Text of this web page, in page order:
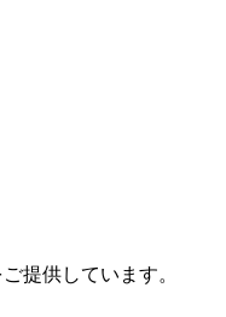
提供しています。